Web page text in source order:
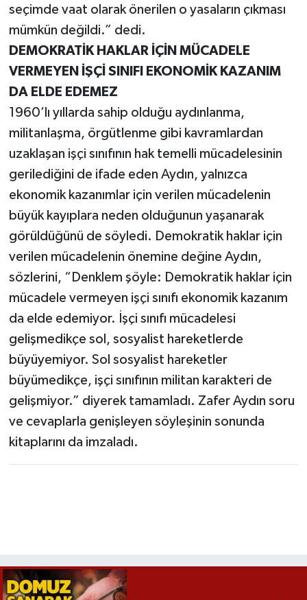
seçimde vaat olarak önerilen o yasaların çıkması
mümkün değildi.” dedi.
DEMOKRATİK HAKLAR İÇİN MÜCADELE
VERMEYEN İŞÇİ SINIFI EKONOMİK KAZANIM
DA ELDE EDEMEZ
1960’lı yıllarda sahip olduğu aydınlanma,
militanlaşma, örgütlenme gibi kavramlardan
uzaklaşan işçi sınıfının hak temelli mücadelesinin
gerilediğini de ifade eden Aydın, yalnızca
ekonomik kazanımlar için verilen mücadelenin
büyük kayıplara neden olduğunun yaşanarak
görüldüğünü de söyledi. Demokratik haklar için
verilen mücadelenin önemine değine Aydın,
sözlerini, “Denklem şöyle: Demokratik haklar için
mücadele vermeyen işçi sınıfı ekonomik kazanım
da elde edemiyor. İşçi sınıfı mücadelesi
gelişmedikçe sol, sosyalist hareketlerde
büyüyemiyor. Sol sosyalist hareketler
büyümedikçe, işçi sınıfının militan karakteri de
gelişmiyor.” diyerek tamamladı. Zafer Aydın soru
ve cevaplarla genişleyen söyleşinin sonunda
kitaplarını da imzaladı.